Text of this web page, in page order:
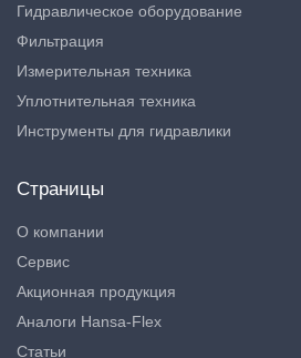
Гидравлическое оборудование
Фильтрация
Измерительная техника
Уплотнительная техника
Инструменты для гидравлики
Страницы
О компании
Сервис
Акционная продукция
Аналоги Hansa-Flex
Статьи